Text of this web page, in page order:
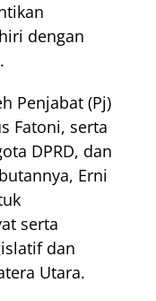
dengan
Penjabat (Pj)
Fatoni, serta
DPRD, dan
Erni
serta
dan
Utara.